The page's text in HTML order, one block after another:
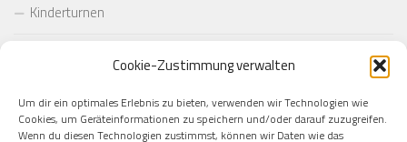
Cookie-Zustimmung verwalten
Um dir ein optimales Erlebnis zu bieten, verwenden wir Technologien wie
Cookies, um Geräteinformationen zu speichern und/oder darauf zuzugreifen.
Wenn du diesen Technologien zustimmst, können wir Daten wie das
Kinderturnen
Taekwondo
Yoga